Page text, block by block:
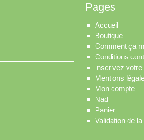
Pages
Accueil
Boutique
Comment ça
Conditions
Inscrivez votre
Mentions
Mon compte
Nad
Panier
Validation de